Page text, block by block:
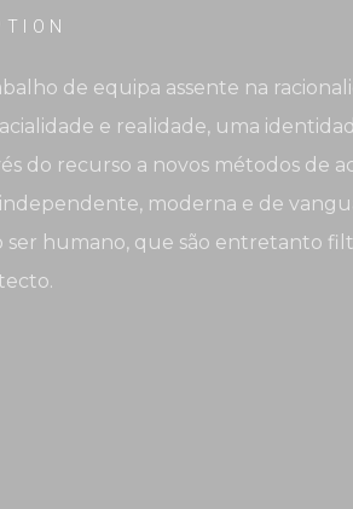
de equipa assente na
e realidade, uma
do recurso a novos métodos de
moderna e de
ser humano, que são entretanto